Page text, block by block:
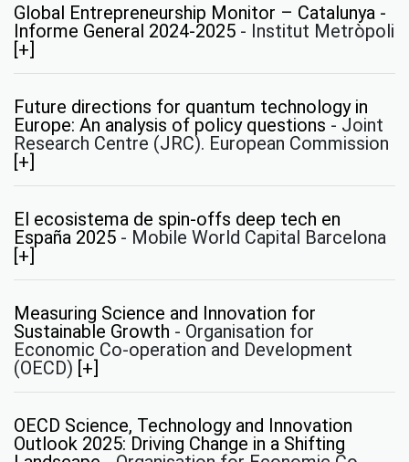
Global Entrepreneurship Monitor – Catalunya -
Informe General 2024-2025 - Institut Metròpoli
[+]
Future directions for quantum technology in
Europe: An analysis of policy questions - Joint
Research Centre (JRC). European Commission
[+]
El ecosistema de spin-offs deep tech en
España 2025 - Mobile World Capital Barcelona
[+]
Measuring Science and Innovation for
Sustainable Growth - Organisation for
Economic Co-operation and Development
(OECD) [+]
OECD Science, Technology and Innovation
Outlook 2025: Driving Change in a Shifting